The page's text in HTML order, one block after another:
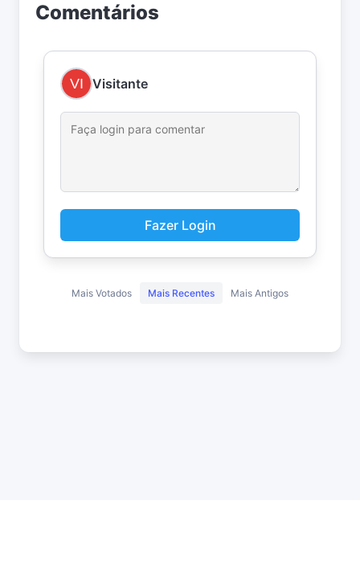
Comentários
Visitante
Fazer Login
Mais Votados Mais Recentes Mais Antigos